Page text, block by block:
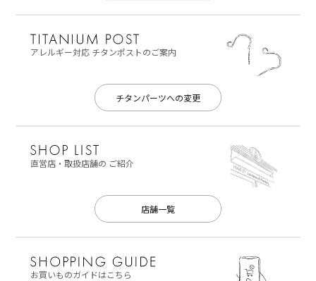
アレルギー対応チタンポストのご案内
チタンパーツへの変更
直営店・取扱店舗の ご紹介
店舗一覧
お買いものガイドはこちら